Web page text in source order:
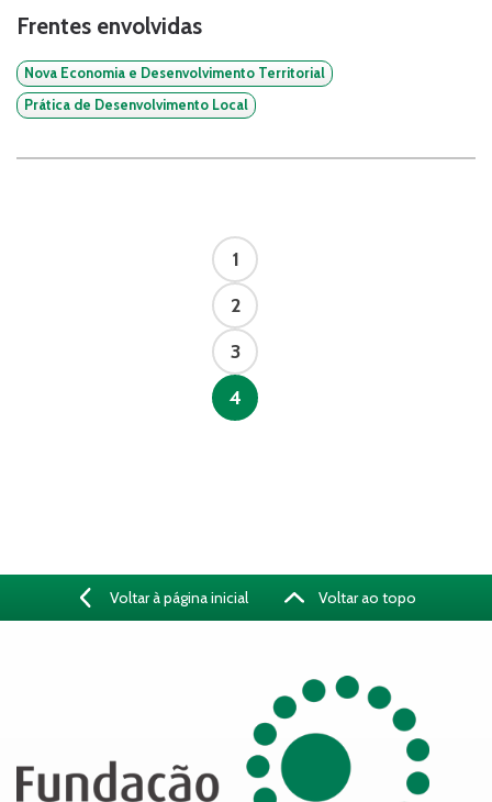
Frentes envolvidas
Nova Economia e Desenvolvimento Territorial
Prática de Desenvolvimento Local
1
2
3
4
Voltar à página inicial Voltar ao topo